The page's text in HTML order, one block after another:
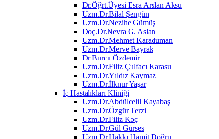
Dr.Öğrt.Üyesi Esra Arslan Aksu
Uzm.Dr.Bilal Şengün
Uzm.Dr.Nezihe Gümüş
Doç.Dr.Nevra G. Aslan
Uzm.Dr.Mehmet Karaduman
Uzm.Dr.Merve Bayrak
Dr.Burcu Özdemir
Uzm.Dr.Filiz Çulfacı Karasu
Uzm.Dr.Yıldız Kaymaz
Uzm.Dr.İlknur Yaşar
İç Hastalıkları Kliniği
Uzm.Dr.Abdülcelil Kayabaş
Uzm.Dr.Özgür Terzi
Uzm.Dr.Filiz Koç
Uzm.Dr.Gül Gürses
Uzm.Dr.Hakkı Hamit Doğru